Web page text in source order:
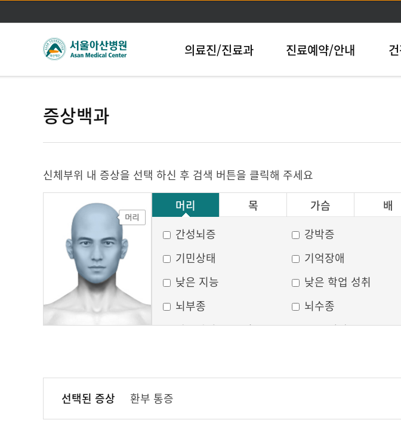
본문
의료진/진료과 진료예약/안내
증상백과
신체부위 내 증상을 선택 하신 후 검색 버튼을 클릭해 주세요
머리
목 가슴 배
그 외
간성뇌증 강박증
기민상태
기억장애
낮은 지능
낮은 학업 성취
뇌부종
뇌수종
달모양의 둥근 얼굴
두부 외상
무균성 뇌막염
무의식
선택된 증상 환부 통증